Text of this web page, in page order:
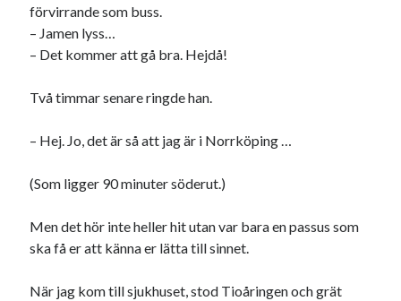
Dessa har något helt annat gemensamt
Fula biblioteksböcker
Den stora bloggläsarvärvsveckan
Godisbrödet från himlen
Länkskolan
förvirrande som buss.
– Jamen lyss…
– Det kommer att gå bra. Hejdå!
Två timmar senare ringde han.
– Hej. Jo, det är så att jag är i Norrköping …
(Som ligger 90 minuter söderut.)
Men det hör inte heller hit utan var bara en passus som
ska få er att känna er lätta till sinnet.
När jag kom till sjukhuset, stod Tioåringen och grät